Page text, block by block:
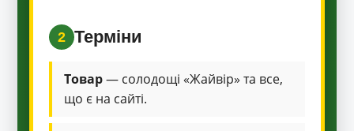
2 Терміни
Товар— солодощі «Жайвір» та все,
що є на сайті.